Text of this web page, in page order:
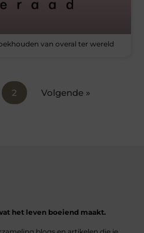
van overal ter wereld
2 Volgende »
het leven boeiend maakt.